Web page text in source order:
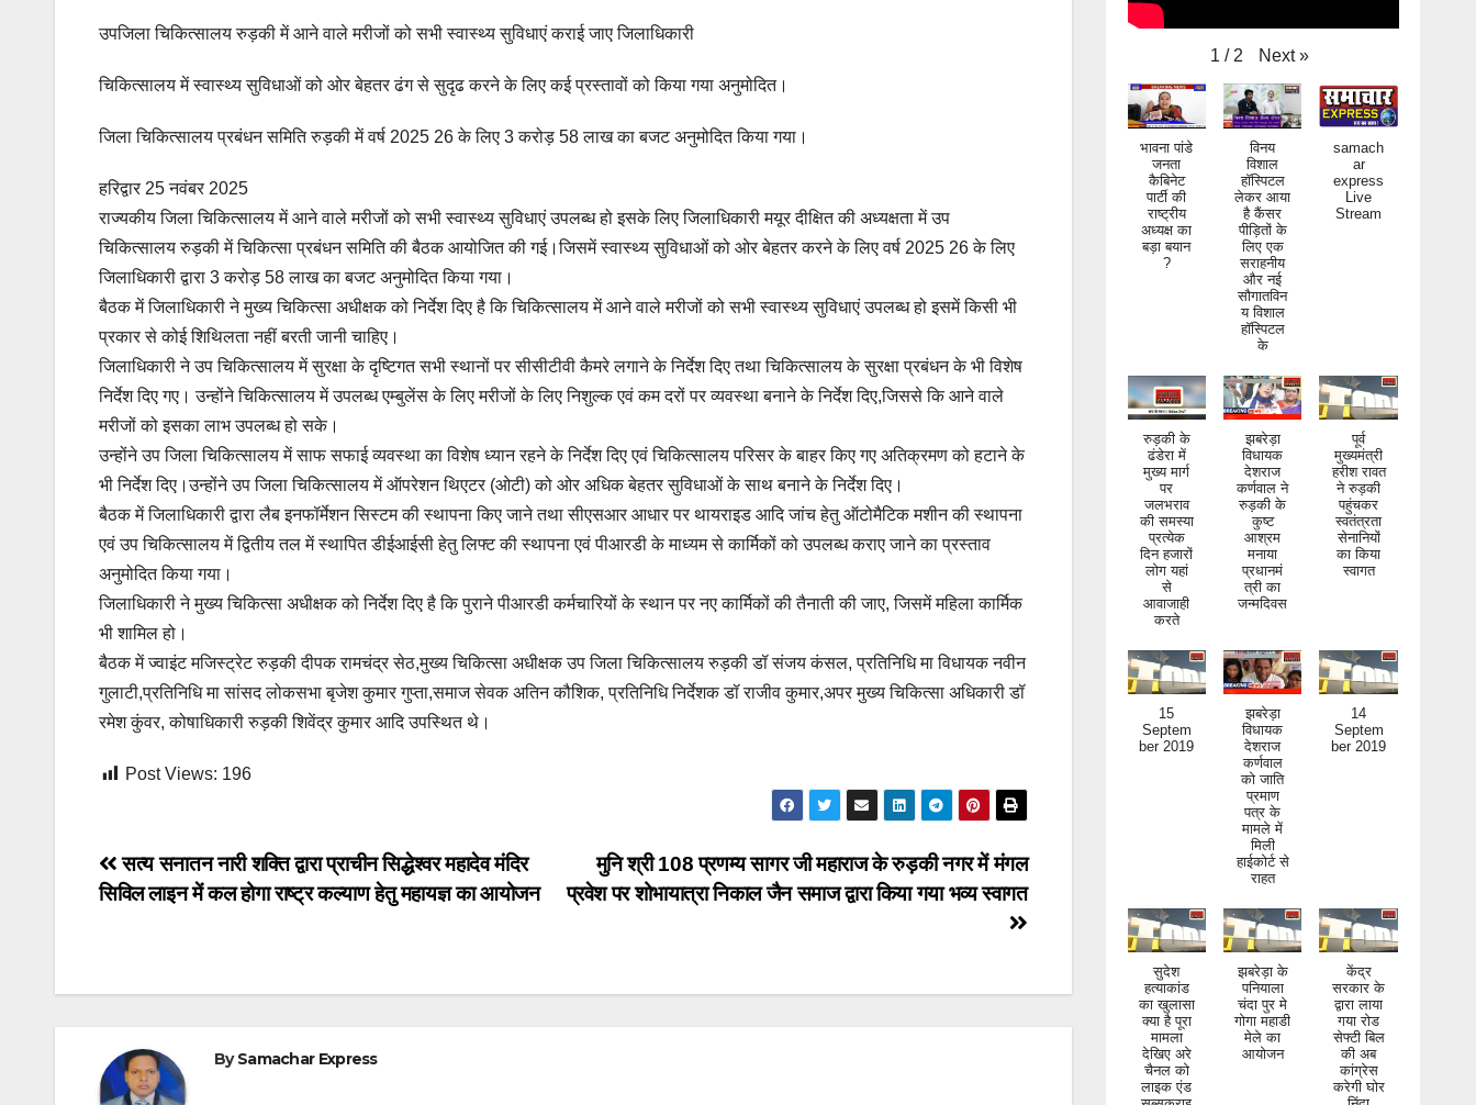
उपजिला चिकित्सालय रुड़की में आने वाले मरीजों को सभी स्वास्थ्य सुविधाएं कराई जाए जिलाधिकारी
चिकित्सालय में स्वास्थ्य सुविधाओं को ओर बेहतर ढंग से सुदृढ करने के लिए कई प्रस्तावों को किया गया अनुमोदित।
जिला चिकित्सालय प्रबंधन समिति रुड़की में वर्ष 2025 26 के लिए 3 करोड़ 58 लाख का बजट अनुमोदित किया गया।
हरिद्वार 25 नवंबर 2025
राज्यकीय जिला चिकित्सालय में आने वाले मरीजों को सभी स्वास्थ्य सुविधाएं उपलब्ध हो इसके लिए जिलाधिकारी मयूर दीक्षित की अध्यक्षता में उप
चिकित्सालय रुड़की में चिकित्सा प्रबंधन समिति की बैठक आयोजित की गई।जिसमें स्वास्थ्य सुविधाओं को ओर बेहतर करने के लिए वर्ष 2025 26 के लिए
जिलाधिकारी द्वारा 3 करोड़ 58 लाख का बजट अनुमोदित किया गया।
बैठक में जिलाधिकारी ने मुख्य चिकित्सा अधीक्षक को निर्देश दिए है कि चिकित्सालय में आने वाले मरीजों को सभी स्वास्थ्य सुविधाएं उपलब्ध हो इसमें किसी भी
प्रकार से कोई शिथिलता नहीं बरती जानी चाहिए।
जिलाधिकारी ने उप चिकित्सालय में सुरक्षा के दृष्टिगत सभी स्थानों पर सीसीटीवी कैमरे लगाने के निर्देश दिए तथा चिकित्सालय के सुरक्षा प्रबंधन के भी विशेष
निर्देश दिए गए। उन्होंने चिकित्सालय में उपलब्ध एम्बुलेंस के लिए मरीजों के लिए निशुल्क एवं कम दरों पर व्यवस्था बनाने के निर्देश दिए,जिससे कि आने वाले
मरीजों को इसका लाभ उपलब्ध हो सके।
उन्होंने उप जिला चिकित्सालय में साफ सफाई व्यवस्था का विशेष ध्यान रहने के निर्देश दिए एवं चिकित्सालय परिसर के बाहर किए गए अतिक्रमण को हटाने के
भी निर्देश दिए।उन्होंने उप जिला चिकित्सालय में ऑपरेशन थिएटर (ओटी) को ओर अधिक बेहतर सुविधाओं के साथ बनाने के निर्देश दिए।
बैठक में जिलाधिकारी द्वारा लैब इनफॉर्मेशन सिस्टम की स्थापना किए जाने तथा सीएसआर आधार पर थायराइड आदि जांच हेतु ऑटोमैटिक मशीन की स्थापना
एवं उप चिकित्सालय में द्वितीय तल में स्थापित डीईआईसी हेतु लिफ्ट की स्थापना एवं पीआरडी के माध्यम से कार्मिकों को उपलब्ध कराए जाने का प्रस्ताव
अनुमोदित किया गया।
जिलाधिकारी ने मुख्य चिकित्सा अधीक्षक को निर्देश दिए है कि पुराने पीआरडी कर्मचारियों के स्थान पर नए कार्मिकों की तैनाती की जाए, जिसमें महिला कार्मिक
भी शामिल हो।
बैठक में ज्वाइंट मजिस्ट्रेट रुड़की दीपक रामचंद्र सेठ,मुख्य चिकित्सा अधीक्षक उप जिला चिकित्सालय रुड़की डॉ संजय कंसल, प्रतिनिधि मा विधायक नवीन
गुलाटी,प्रतिनिधि मा सांसद लोकसभा बृजेश कुमार गुप्ता,समाज सेवक अतिन कौशिक, प्रतिनिधि निर्देशक डॉ राजीव कुमार,अपर मुख्य चिकित्सा अधिकारी डॉ
रमेश कुंवर, कोषाधिकारी रुड़की शिवेंद्र कुमार आदि उपस्थित थे।
Post Views: 196
Post
navigation
मुनि श्री 108 प्रणम्य सागर जी महाराज के रुड़की नगर में मंगल
प्रवेश पर शोभायात्रा निकाल जैन समाज द्वारा किया गया भव्य स्वागत
सत्य सनातन नारी शक्ति द्वारा प्राचीन सिद्धेश्वर महादेव मंदिर
सिविल लाइन में कल होगा राष्ट्र कल्याण हेतु महायज्ञ का आयोजन
BySamachar Express
भावना पांडे
जनता
कैबिनेट
पार्टी की
राष्ट्रीय
अध्यक्ष का
बड़ा बयान
?
विनय
विशाल
हॉस्पिटल
लेकर आया
है कैंसर
पीड़ितों के
लिए एक
सराहनीय
और नई
सौगातविन
य विशाल
हॉस्पिटल
के
samach
ar
express
Live
Stream
रुड़की के
ढंडेरा में
मुख्य मार्ग
पर
जलभराव
की समस्या
प्रत्येक
दिन हजारों
लोग यहां
से
आवाजाही
करते
झबरेड़ा
विधायक
देशराज
कर्णवाल ने
रुड़की के
कुष्ट
आश्रम
मनाया
प्रधानमं
त्री का
जन्मदिवस
पूर्व
मुख्यमंत्री
हरीश रावत
ने रुड़की
पहुंचकर
स्वतंत्रता
सेनानियों
का किया
स्वागत
15
Septem
ber 2019
झबरेड़ा
विधायक
देशराज
कर्णवाल
को जाति
प्रमाण
पत्र के
मामले में
मिली
हाईकोर्ट से
राहत
14
Septem
ber 2019
सुदेश
हत्याकांड
का खुलासा
क्या है पूरा
मामला
देखिए अरे
चैनल को
लाइक एंड
सब्सक्राइ
ब जरूर
झबरेड़ा के
पनियाला
चंदा पुर मे
गोगा महाडी
मेले का
आयोजन
केंद्र
सरकार के
द्वारा लाया
गया रोड
सेफ्टी बिल
की अब
कांग्रेस
करेगी घोर
निंदा